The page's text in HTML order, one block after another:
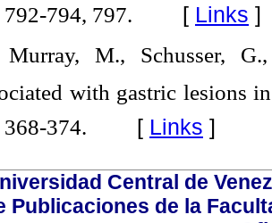
792-794, 797. [ Links ]
M., Schusser,
with gastric lesions
374. [ Links ]
Central de
Publicaciones de la